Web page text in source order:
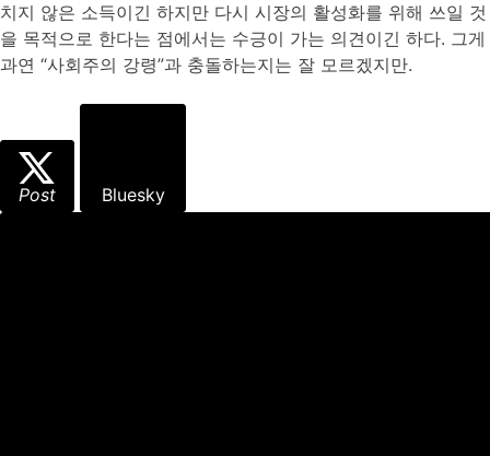
치지 않은 소득이긴 하지만 다시 시장의 활성화를 위해 쓰일 것
을 목적으로 한다는 점에서는 수긍이 가는 의견이긴 하다. 그게
과연 “사회주의 강령”과 충돌하는지는 잘 모르겠지만.
Post Bluesky